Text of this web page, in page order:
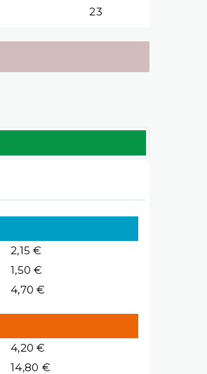
23
2,15 €
1,50 €
4,70 €
4,20 €
14,80 €